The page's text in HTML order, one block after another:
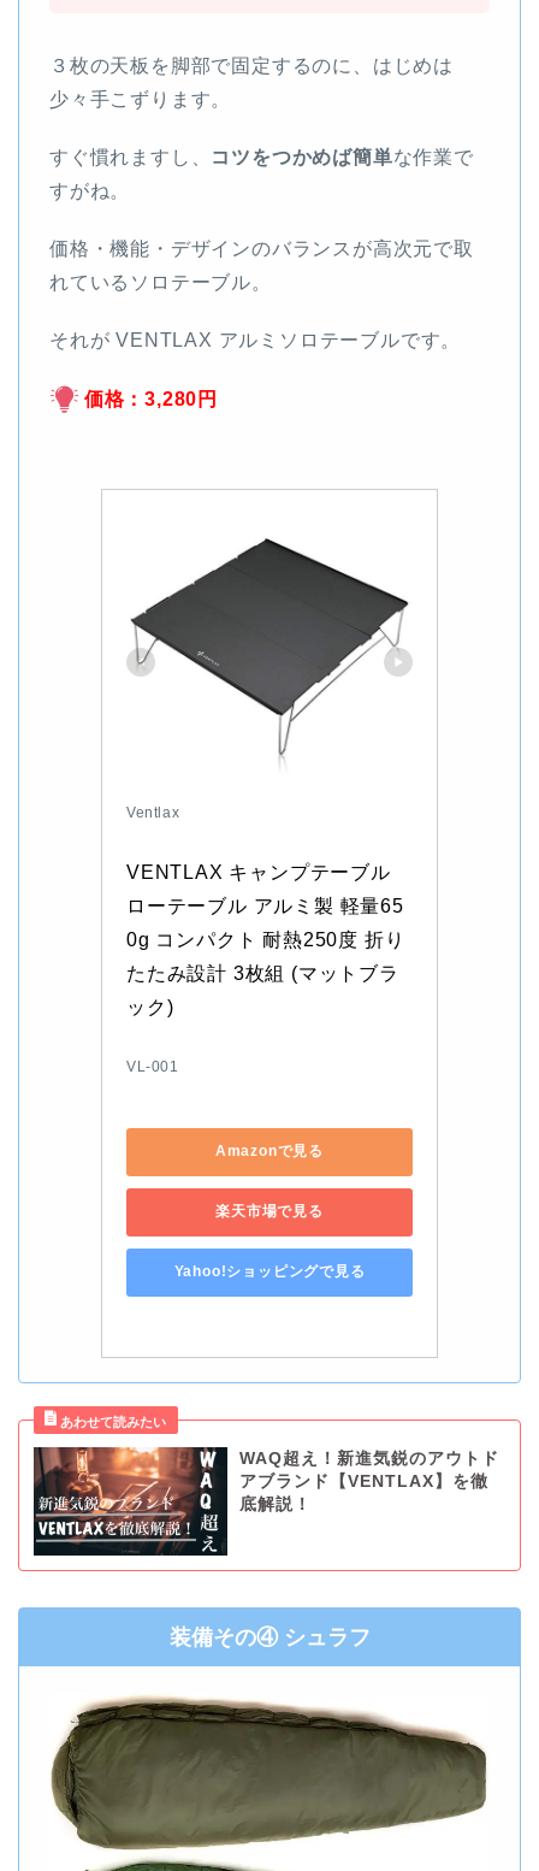
３枚の天板を脚部で固定するのに、はじめは
少々手こずります。
すぐ慣れますし、 コツをつかめば簡単な作業で
すがね。
価格・機能・デザインのバランスが高次元で取
れているソロテーブル。
それが VENTLAX アルミソロテーブルです。
価格：3,280円
Ventlax
VENTLAX キャンプテーブル
ローテーブル アルミ製 軽量65
0g コンパクト 耐熱250度 折り
たたみ設計 3枚組 (マットブラ
ック)
VL-001
Amazonで見る
楽天市場で見る
Yahoo!ショッピングで見る
WAQ超え！新進気鋭のアウトド
アブランド【VENTLAX】を徹
底解説！
装備その④ シュラフ